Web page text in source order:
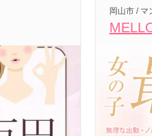
岡山市 / マ